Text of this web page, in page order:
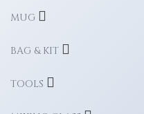
MUG
BAG & KIT
TOOLS